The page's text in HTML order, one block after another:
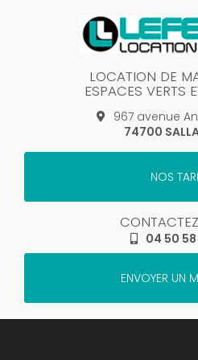
LOCATION DE
ESPACES VERTS
967 avenue
74700
NOS
04 50
ENVOYER UN